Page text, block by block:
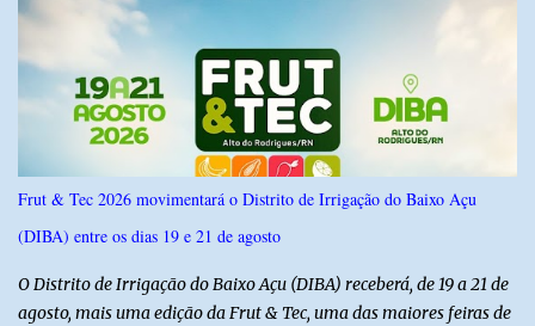
político nacional e estadual. De acordo com a campanha de Álvaro
Dias, o pastor José Wellington Júnior manifestou apoio à
candidatura e ressaltou a importância da participação dos cristãos
no processo democrático, defendendo a valorização de princípios
como a defesa da família, o combate à corrupção, o
enfrentamento às drogas e a proteção da vida. Ainda segundo a
campanha, o líder religioso afirmou que levará sua orientação às
lideranças da Assembleia de Deus no Rio Grande do Norte. A
Assembleia de Deus possui uma das maiores estruturas religiosas
Frut & Tec 2026 movimentará o Distrito de Irrigação do Baixo Açu
(DIBA) entre os dias 19 e 21 de agosto
O Distrito de Irrigação do Baixo Açu (DIBA) receberá, de 19 a 21 de
agosto, mais uma edição da Frut & Tec, uma das maiores feiras de